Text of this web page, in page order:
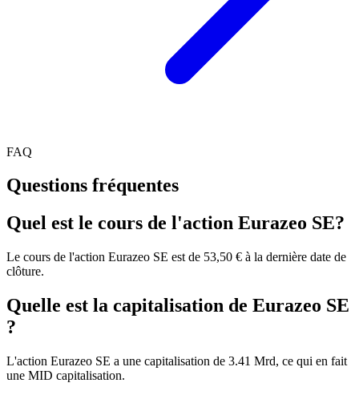
FAQ
Questions fréquentes
Quel est le cours de l'action Eurazeo SE?
Le cours de l'action Eurazeo SE est de 53,50 € à la dernière date de
clôture.
Quelle est la capitalisation de Eurazeo SE
?
L'action Eurazeo SE a une capitalisation de 3.41 Mrd, ce qui en fait
une MID capitalisation.